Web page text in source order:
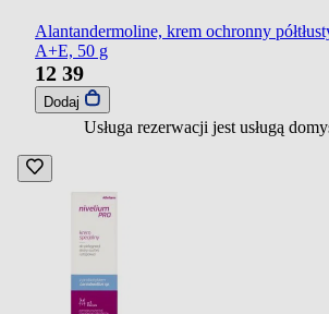
Alantandermoline, krem ochronny
A+E, 50 g
12 39
Dodaj
Usługa rezerwacji jest usługą